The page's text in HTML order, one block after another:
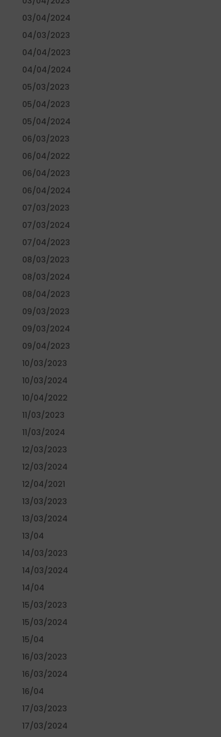
03/04/2024
04/03/2023
04/04/2023
04/04/2024
05/03/2023
05/04/2023
05/04/2024
06/03/2023
06/04/2022
06/04/2023
06/04/2024
07/03/2023
07/03/2024
07/04/2023
08/03/2023
08/03/2024
08/04/2023
09/03/2023
09/03/2024
09/04/2023
10/03/2023
10/03/2024
10/04/2022
11/03/2023
11/03/2024
12/03/2023
12/03/2024
12/04/2021
13/03/2023
13/03/2024
13/04
14/03/2023
14/03/2024
14/04
15/03/2023
15/03/2024
15/04
16/03/2023
16/03/2024
16/04
17/03/2023
17/03/2024